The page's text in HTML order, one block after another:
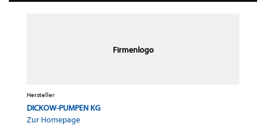
Firmenlogo
Hersteller
DICKOW-PUMPEN KG
Zur Homepage